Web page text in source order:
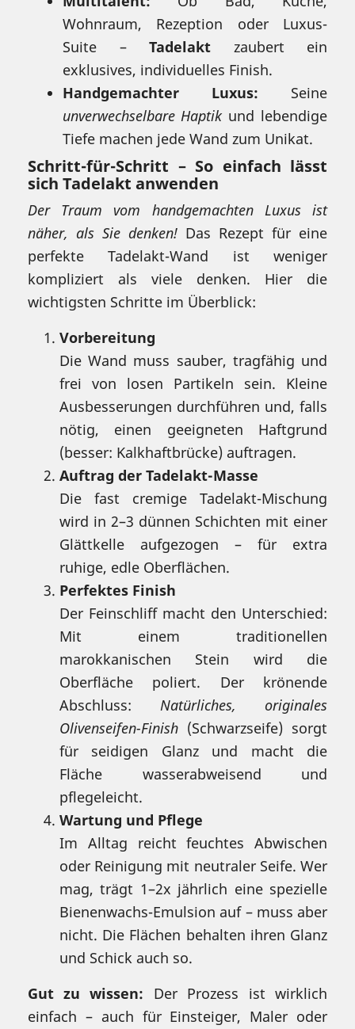
Wohnraum, Rezeption oder Luxus-
Suite – Tadelakt zaubert ein
exklusives, individuelles Finish.
Handgemachter Luxus: Seine
unverwechselbare Haptik und lebendige
Tiefe machen jede Wand zum Unikat.
Schritt-für-Schritt – So einfach lässt
sich Tadelakt anwenden
Der Traum vom handgemachten Luxus ist
näher, als Sie denken! Das Rezept für eine
perfekte Tadelakt-Wand ist weniger
kompliziert als viele denken. Hier die
wichtigsten Schritte im Überblick:
Vorbereitung
Die Wand muss sauber, tragfähig und
frei von losen Partikeln sein. Kleine
Ausbesserungen durchführen und, falls
nötig, einen geeigneten Haftgrund
(besser: Kalkhaftbrücke) auftragen.
Auftrag der Tadelakt-Masse
Die fast cremige Tadelakt-Mischung
wird in 2–3 dünnen Schichten mit einer
Glättkelle aufgezogen – für extra
ruhige, edle Oberflächen.
Perfektes Finish
Der Feinschliff macht den Unterschied:
Mit einem traditionellen
marokkanischen Stein wird die
Oberfläche poliert. Der krönende
Abschluss: Natürliches, originales
Olivenseifen-Finish (Schwarzseife) sorgt
für seidigen Glanz und macht die
Fläche wasserabweisend und
pflegeleicht.
Wartung und Pflege
Im Alltag reicht feuchtes Abwischen
oder Reinigung mit neutraler Seife. Wer
mag, trägt 1–2x jährlich eine spezielle
Bienenwachs-Emulsion auf – muss aber
nicht. Die Flächen behalten ihren Glanz
und Schick auch so.
Gut zu wissen: Der Prozess ist wirklich
einfach – auch für Einsteiger, Maler oder